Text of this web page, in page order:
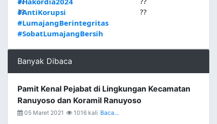
#AntiKorupsi
#LumajangBerintegritas
#SobatLumajangBersih
Banyak Dibaca
Pamit Kenal Pejabat di Lingkungan Kecamatan
Ranuyoso dan Koramil Ranuyoso
05 Maret 2021 1016 kali Baca...